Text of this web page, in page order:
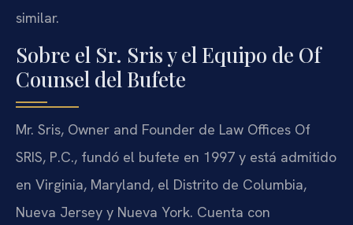
similar.
Sobre el Sr. Sris y el Equipo de Of
Counsel del Bufete
Mr. Sris, Owner and Founder de Law Offices Of
SRIS, P.C., fundó el bufete en 1997 y está admitido
en Virginia, Maryland, el Distrito de Columbia,
Nueva Jersey y Nueva York. Cuenta con